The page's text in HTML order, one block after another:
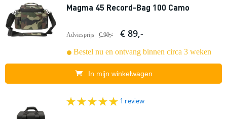
Magma 45 Record-Bag 100 Camo
Adviesprijs € 90,- € 89,-
Bestel nu en ontvang binnen circa 3 weken
In mijn winkelwagen
1 review